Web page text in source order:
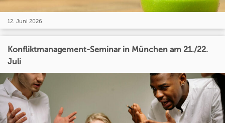
12. Juni 2026
Konfliktmanagement-Seminar in München am 21./22.
Juli